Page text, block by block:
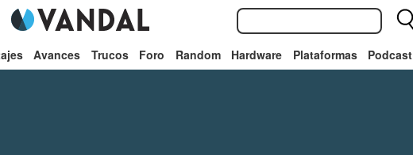
Avances Trucos Foro Random Hardware Plataformas Podcast